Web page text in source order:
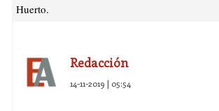
Huerto.
Redacción
14-11-2019 | 05:54